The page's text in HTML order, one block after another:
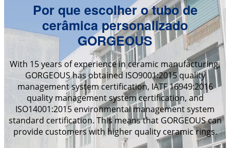
Por que escolher o tubo de
cerâmica personalizado
GORGEOUS
With 15 years of experience in ceramic manufacturing,
GORGEOUS has obtained ISO9001:2015 quality
management system certification, IATF 16949:2016
quality management system certification, and
ISO14001:2015 environmental management system
standard certification. This means that GORGEOUS can
provide customers with higher quality ceramic rings.